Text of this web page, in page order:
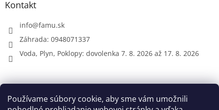
Používame súbory cookie, aby sme vám umožnili
Kontakt
info@famu.sk
Záhrada: 0948071337
Voda, Plyn, Poklopy: dovolenka 7. 8. 2026 až 17. 8. 2026